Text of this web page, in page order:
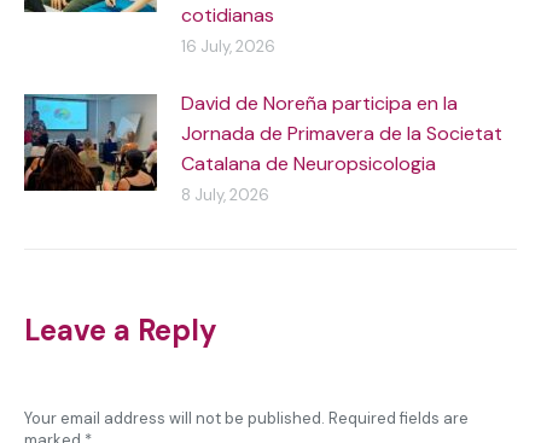
cotidianas
16 July, 2026
David de Noreña participa en la
Jornada de Primavera de la Societat
Catalana de Neuropsicologia
8 July, 2026
Leave a Reply
Your email address will not be published. Required fields are